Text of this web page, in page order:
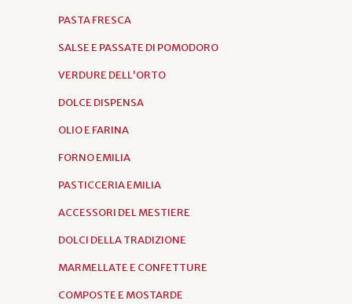
PASTA FRESCA
SALSE E PASSATE DI POMODORO
VERDURE DELL'ORTO
DOLCE DISPENSA
OLIO E FARINA
FORNO EMILIA
PASTICCERIA EMILIA
ACCESSORI DEL MESTIERE
DOLCI DELLA TRADIZIONE
MARMELLATE E CONFETTURE
COMPOSTE E MOSTARDE